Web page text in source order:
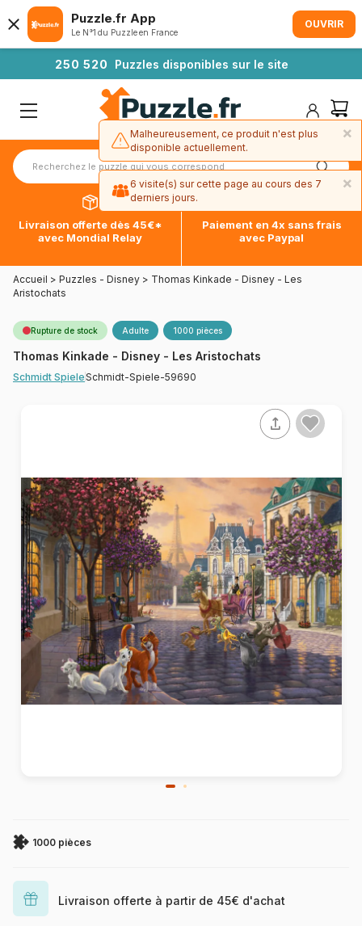
250 520 Puzzles disponibles sur le site
Livraison offerte dès 45€*
avec Mondial Relay
Paiement en 4x sans frais
avec Paypal
Accueil > Puzzles - Disney > Thomas Kinkade - Disney - Les
Aristochats
Rupture de stock Adulte 1000 pièces
Thomas Kinkade - Disney - Les Aristochats
Schmidt SpieleSchmidt-Spiele-59690
1000 pièces
Livraison offerte à partir de 45€ d'achat
Puzzle.fr App
Le N°1 du Puzzle en France
OUVRIR
×
Malheureusement, ce produit n'est plus
disponible actuellement.
×
6 visite(s) sur cette page au cours des 7
derniers jours.